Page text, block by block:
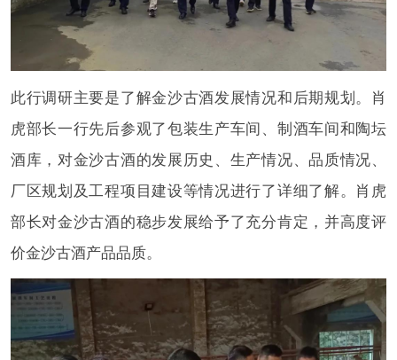
此行调研主要是了解金沙古酒发展情况和后期规划。肖
虎部长一行先后参观了包装生产车间、制酒车间和陶坛
酒库，对金沙古酒的发展历史、生产情况、品质情况、
厂区规划及工程项目建设等情况进行了详细了解。肖虎
部长对金沙古酒的稳步发展给予了充分肯定，并高度评
价金沙古酒产品品质。